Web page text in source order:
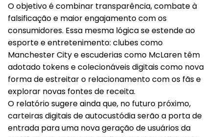
O objetivo é combinar transparência, combate à
falsificação e maior engajamento com os
consumidores. Essa mesma lógica se estende ao
esporte e entretenimento: clubes como
Manchester City e escuderias como McLaren têm
adotado tokens e colecionáveis digitais como nova
forma de estreitar o relacionamento com os fãs e
explorar novas fontes de receita.
O relatório sugere ainda que, no futuro próximo,
carteiras digitais de autocustódia serão a porta de
entrada para uma nova geração de usuários da